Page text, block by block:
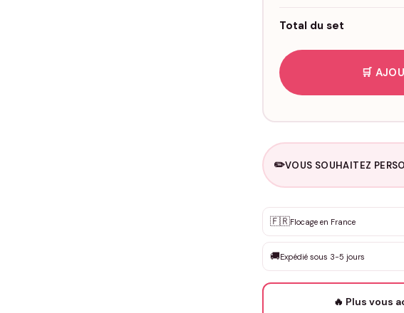
Total du set
🛒
✏️VOUS SOUHAITEZ
✨ Personnalisation sur
DEVIS GRATUIT ·
Que souhaitez-vous ?
🇫🇷Flocage en France
🚚Expédié sous 3-5 jours
🔥 Plus vous